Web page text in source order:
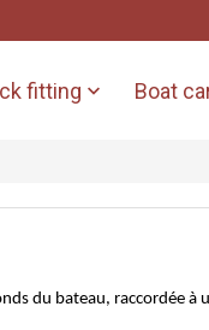
fitting  Boat
du bateau, raccordée